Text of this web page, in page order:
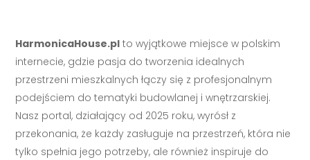
HarmonicaHouse.pl to wyjątkowe miejsce w polskim
internecie, gdzie pasja do tworzenia idealnych
przestrzeni mieszkalnych łączy się z profesjonalnym
podejściem do tematyki budowlanej i wnętrzarskiej.
Nasz portal, działający od 2025 roku, wyrósł z
przekonania, że każdy zasługuje na przestrzeń, która nie
tylko spełnia jego potrzeby, ale również inspiruje do